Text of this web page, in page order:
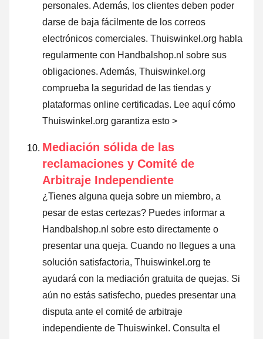
personales. Además, los clientes deben poder
darse de baja fácilmente de los correos
electrónicos comerciales. Thuiswinkel.org habla
regularmente con Handbalshop.nl sobre sus
obligaciones. Además, Thuiswinkel.org
comprueba la seguridad de las tiendas y
plataformas online certificadas. Lee aquí cómo
Thuiswinkel.org garantiza esto >
Mediación sólida de las
reclamaciones y Comité de
Arbitraje Independiente
¿Tienes alguna queja sobre un miembro, a
pesar de estas certezas? Puedes informar a
Handbalshop.nl sobre esto directamente o
presentar una queja. Cuando no llegues a una
solución satisfactoria, Thuiswinkel.org te
ayudará con la mediación gratuita de quejas. Si
aún no estás satisfecho, puedes presentar una
disputa ante el comité de arbitraje
independiente de Thuiswinkel. Consulta el